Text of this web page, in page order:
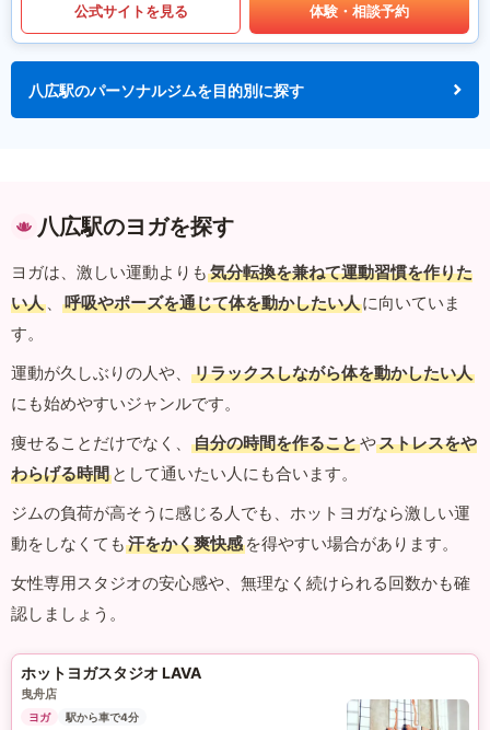
公式サイトを見る 体験・相談予約
八広駅のパーソナルジムを目的別に探す
八広駅のヨガを探す
ヨガは、激しい運動よりも 気分転換を兼ねて運動習慣を作りた
い人 、 呼吸やポーズを通じて体を動かしたい人に向いていま
す。
運動が久しぶりの人や、
リラックスしながら体を動かしたい人
にも始めやすいジャンルです。
痩せることだけでなく、
自分の時間を作ることやストレスをや
わらげる時間 として通いたい人にも合います。
ジムの負荷が高そうに感じる人でも、ホットヨガなら激しい運
動をしなくても 汗をかく爽快感 を得やすい場合があります。
女性専用スタジオの安心感や、無理なく続けられる回数かも確
認しましょう。
ホットヨガスタジオ LAVA
曳舟店
ヨガ
駅から車で4分